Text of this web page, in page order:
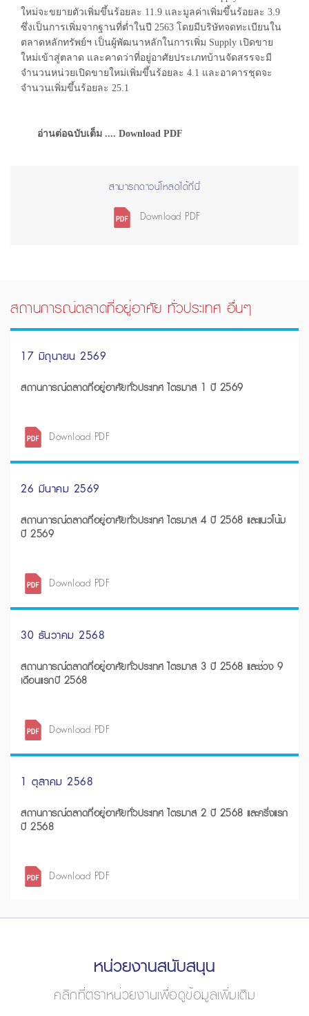
ใหม่จะขยายตัวเพิ่มขึ้นร้อยละ 11.9 และมูลค่าเพิ่มขึ้นร้อยละ 3.9
ซึ่งเป็นการเพิ่มจากฐานที่ต่ำในปี 2563 โดยมีบริษัทจดทะเบียนใน
ตลาดหลักทรัพย์ฯ เป็นผู้พัฒนาหลักในการเพิ่ม Supply เปิดขาย
ใหม่เข้าสู่ตลาด และคาดว่าที่อยู่อาศัยประเภทบ้านจัดสรรจะมี
จำนวนหน่วยเปิดขายใหม่เพิ่มขึ้นร้อยละ 4.1 และอาคารชุดจะ
จำนวนเพิ่มขึ้นร้อยละ 25.1
อ่านต่อฉบับเต็ม .... Download PDF
สามารถดาวน์โหลดได้ที่นี่
Download PDF
สถานการณ์ตลาดที่อยู่อาศัย ทั่วประเทศ อื่นๆ
17 มิถุนายน 2569
สถานการณ์ตลาดที่อยู่อาศัยทั่วประเทศ ไตรมาส 1 ปี 2569
Download PDF
26 มีนาคม 2569
สถานการณ์ตลาดที่อยู่อาศัยทั่วประเทศ ไตรมาส 4 ปี 2568 และแนวโน้ม
ปี 2569
Download PDF
30 ธันวาคม 2568
สถานการณ์ตลาดที่อยู่อาศัยทั่วประเทศ ไตรมาส 3 ปี 2568 และช่วง 9
เดือนแรกปี 2568
Download PDF
1 ตุลาคม 2568
สถานการณ์ตลาดที่อยู่อาศัยทั่วประเทศ ไตรมาส 2 ปี 2568 และครึ่งแรก
ปี 2568
Download PDF
หน่วยงานสนับสนุน
คลิกที่ตราหน่วยงานเพื่อดูข้อมูลเพิ่มเติม